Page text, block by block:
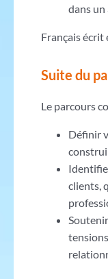
dans
Français écrit
Suite du
Le parcours
Définir
clients,